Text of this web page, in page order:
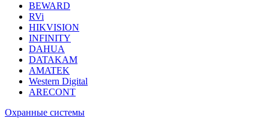
BEWARD
RVi
HIKVISION
INFINITY
DAHUA
DATAKAM
AMATEK
Western Digital
ARECONT
Охранные системы